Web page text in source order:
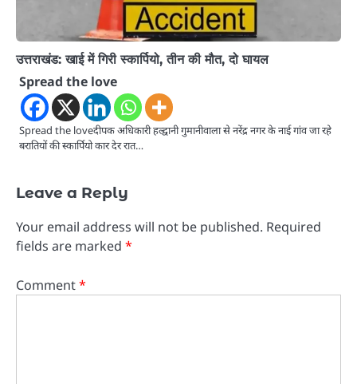
उत्तराखंड: खाई में गिरी स्कार्पियो, तीन की मौत, दो घायल
Spread the love
Spread the loveदीपक अधिकारी हल्द्वानी गुमानीवाला से नरेंद्र नगर के नाई गांव जा रहे
बरातियों की स्कार्पियो कार देर रात…
Leave a Reply
Your email address will not be published. Required
fields are marked *
Comment*